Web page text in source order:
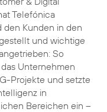
Telefónica
den Kunden in den
und wichtige
So
Unternehmen
Projekte und setzte
in
Bereichen ein –